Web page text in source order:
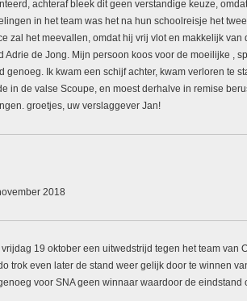
achteraf bleek dit geen verstandige keuze,
in het team was het na hun schoolreisje het
zal het meevallen, omdat hij vrij vlot en makkelijk
de Jong. Mijn persoon koos voor de moeilijke ,
genoeg. Ik kwam een schijf achter, kwam verloren te
in de valse Scoupe, en moest derhalve in remise
groetjes, uw verslaggever Jan!
2018
19 oktober een uitwedstrijd tegen het team
trok even later de stand weer gelijk door te winnen
voor SNA geen winnaar waardoor de eindstand